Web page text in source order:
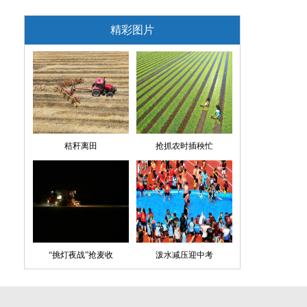
精彩图片
秸秆离田 抢抓农时插秧忙
“挑灯夜战”抢麦收 泼水减压迎中考